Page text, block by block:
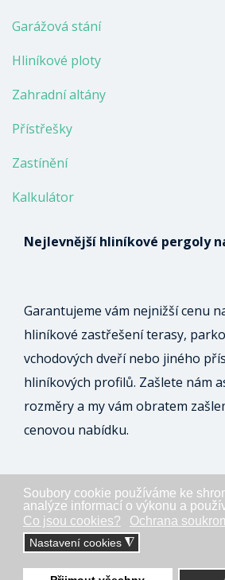
Soubory cookie používáme ke
analýze informací o výkonu a
Co jsou cookies?
Ochrana
Nastavení cookies ◮
Garážová stání
Hliníkové ploty
Zahradní altány
Přístřešky
Zastínění
Kalkulátor
Nejlevnější hliníkové pergoly
Garantujeme vám nejnižší cenu
hliníkové zastřešení terasy,
vchodových dveří nebo jiného
hliníkových profilů. Zašlete nám
rozměry a my vám obratem
cenovou nabídku.
ODESLAT NEZÁVAZNOU